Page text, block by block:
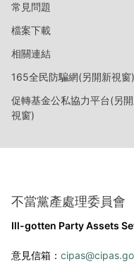
常見問題
檔案下載
相關連結
165全民防騙網(另開新視窗)
促轉基金公私協力平台(另
視窗)
不當黨產處理委員會
Ill-gotten Party Assets
意見信箱：